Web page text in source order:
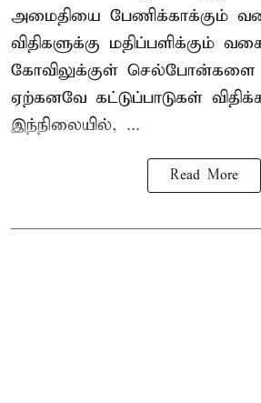
அமைதியை பேணிக்காக்கும்
விதிகளுக்கு மதிப்பளிக்கும்
கோவிலுக்குள் செல்போன்களை
ஏற்கனவே கட்டுப்பாடுகள்
இந்நிலையில், ...
Read More